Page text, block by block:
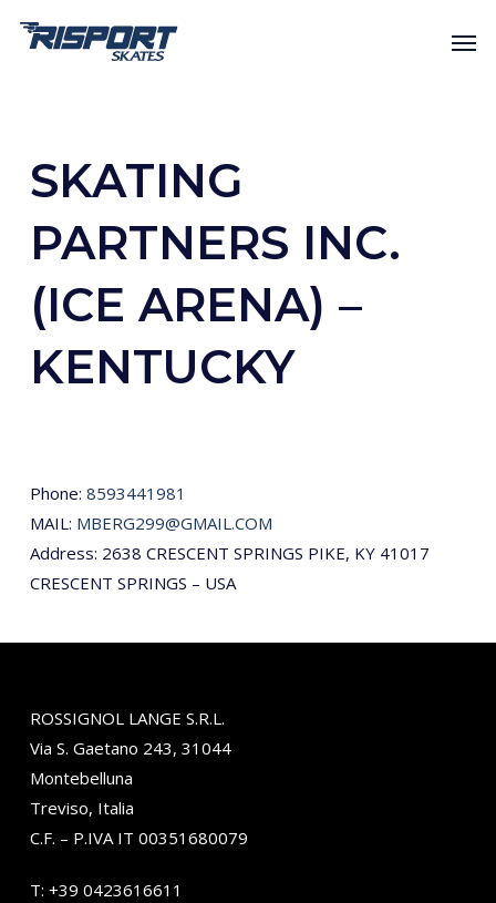
SKATING
PARTNERS INC.
(ICE ARENA) –
KENTUCKY
Phone: 8593441981
MAIL: MBERG299@GMAIL.COM
Address: 2638 CRESCENT SPRINGS PIKE, KY 41017
CRESCENT SPRINGS – USA
ROSSIGNOL LANGE S.R.L.
Via S. Gaetano 243, 31044
Montebelluna
Treviso, Italia
C.F. – P.IVA IT 00351680079
T: +39 0423616611